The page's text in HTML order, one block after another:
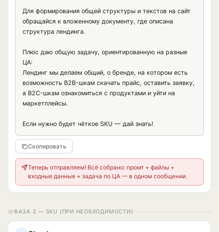
III. Блок решения / оффера
Сформулируй, что именно предлагает компания.
Создай:
- Краткое описание продукта/услуги.
- Основную ценность предложения.
- Что входит в продукт/услугу.
- Почему это решение лучше обычных альтернатив.
- Для кого это идеально подходит.
- Для кого это не подходит, если уместно.
IV. Блок выгод
результат для клиента.
Создай:
- 5–7 ключевых выгод.
Для каждой выгоды объясни: что получает клиент; почему
это важно; как это влияет на его деньги, время, статус,
Формат:
Выгода:
Что это значит для клиента:
Для формирования общей структуры и текстов на сайт
обращайся к вложенному документу, где описана
структура лендинга.
Плюс даю общую задачу, ориентированную на разные
ЦА:
Лендинг мы делаем общий, о бренде, на котором есть
возможность B2B-шкам скачать прайс, оставить заявку,
а B2C-шкам ознакомиться с продуктами и уйти на
маркетплейсы.
Если нужно будет чёткое SKU — дай знать!
Скопировать
Теперь отправляем! Всё собрано: промт + файлы +
входные данные + задача по ЦА — в одном сообщении.
ФАЗА 2 — SKU (ПРИ НЕОБХОДИМОСТИ)